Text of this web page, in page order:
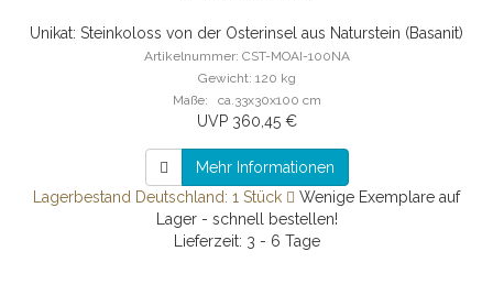
Unikat: Steinkoloss von der Osterinsel aus Naturstein (Basanit)
Artikelnummer: CST-MOAI-100NA
Gewicht: 120 kg
Maße: ca.33x30x100 cm
UVP 360,45 €
Mehr Informationen
Lagerbestand Deutschland: 1 Stück
Wenige Exemplare auf
Lager - schnell bestellen!
Lieferzeit: 3 - 6 Tage